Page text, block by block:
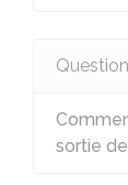
sortie